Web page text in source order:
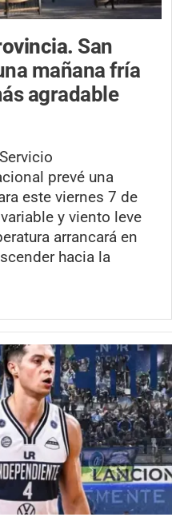
San
mañana fría
agradable
prevé una
este viernes 7 de
y viento leve
arrancará en
hacia la